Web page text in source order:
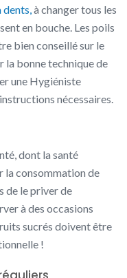
à changer tous les
en bouche. Les poils
bien conseillé sur le
la bonne technique de
une Hygiéniste
nécessaires.
dont la santé
la consommation de
de le priver de
à des occasions
sucrés doivent être
!